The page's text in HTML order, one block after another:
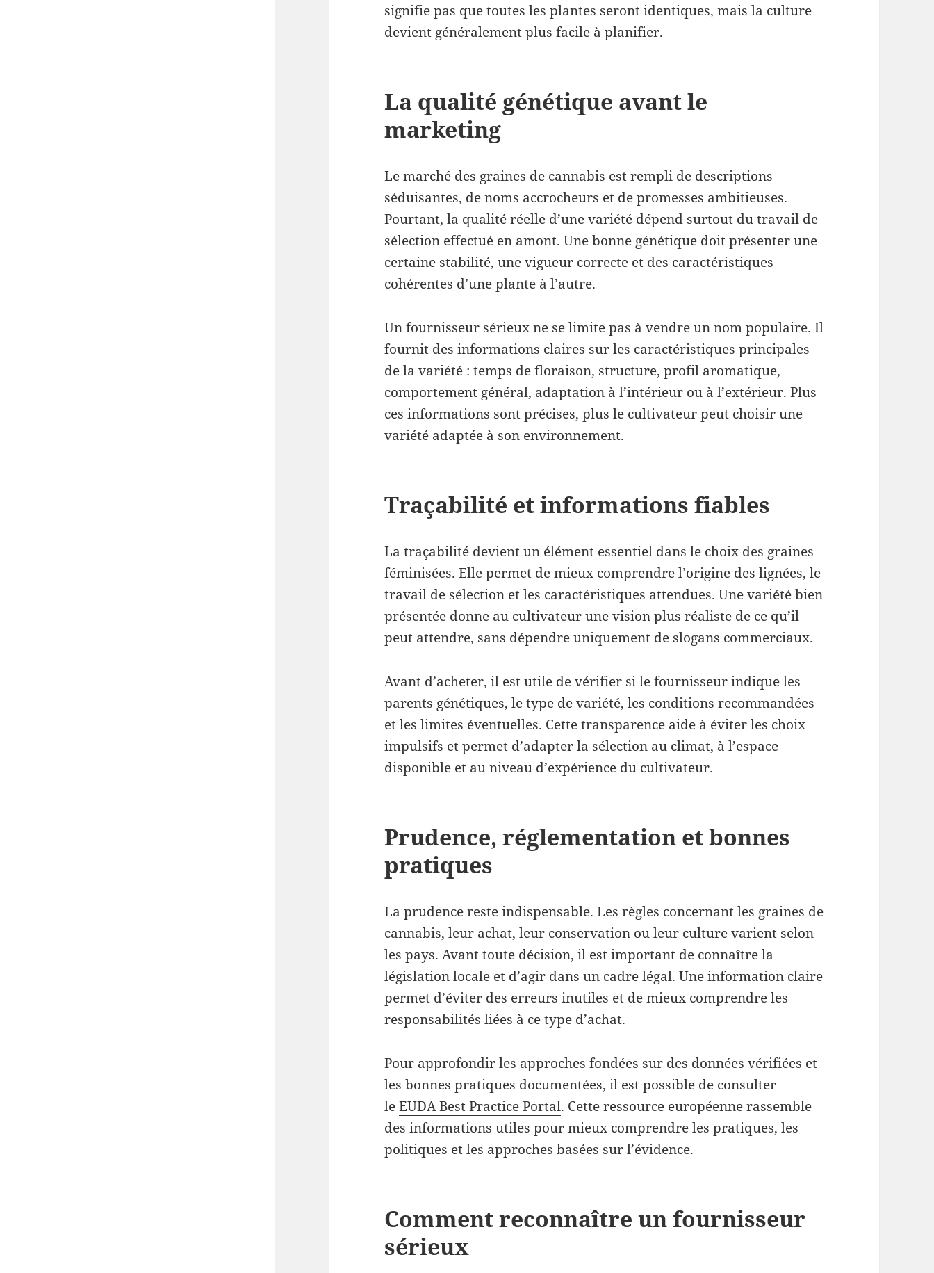
signifie pas que toutes les plantes seront identiques, mais la culture
devient généralement plus facile à planifier.
La qualité génétique avant le
marketing
Le marché des graines de cannabis est rempli de descriptions
séduisantes, de noms accrocheurs et de promesses ambitieuses.
Pourtant, la qualité réelle d’une variété dépend surtout du travail de
sélection effectué en amont. Une bonne génétique doit présenter une
certaine stabilité, une vigueur correcte et des caractéristiques
cohérentes d’une plante à l’autre.
Un fournisseur sérieux ne se limite pas à vendre un nom populaire. Il
fournit des informations claires sur les caractéristiques principales
de la variété : temps de floraison, structure, profil aromatique,
comportement général, adaptation à l’intérieur ou à l’extérieur. Plus
ces informations sont précises, plus le cultivateur peut choisir une
variété adaptée à son environnement.
Traçabilité et informations fiables
La traçabilité devient un élément essentiel dans le choix des graines
féminisées. Elle permet de mieux comprendre l’origine des lignées, le
travail de sélection et les caractéristiques attendues. Une variété bien
présentée donne au cultivateur une vision plus réaliste de ce qu’il
peut attendre, sans dépendre uniquement de slogans commerciaux.
Avant d’acheter, il est utile de vérifier si le fournisseur indique les
parents génétiques, le type de variété, les conditions recommandées
et les limites éventuelles. Cette transparence aide à éviter les choix
impulsifs et permet d’adapter la sélection au climat, à l’espace
disponible et au niveau d’expérience du cultivateur.
Prudence, réglementation et bonnes
pratiques
La prudence reste indispensable. Les règles concernant les graines de
cannabis, leur achat, leur conservation ou leur culture varient selon
les pays. Avant toute décision, il est important de connaître la
législation locale et d’agir dans un cadre légal. Une information claire
permet d’éviter des erreurs inutiles et de mieux comprendre les
responsabilités liées à ce type d’achat.
Pour approfondir les approches fondées sur des données vérifiées et
les bonnes pratiques documentées, il est possible de consulter
leEUDA Best Practice Portal. Cette ressource européenne rassemble
des informations utiles pour mieux comprendre les pratiques, les
politiques et les approches basées sur l’évidence.
Comment reconnaître un fournisseur
sérieux